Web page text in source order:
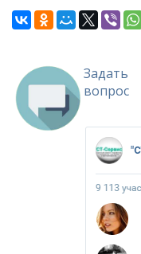
Задать
вопрос